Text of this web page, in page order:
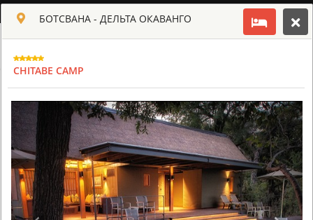
РУССКИЙ
БОТСВАНА - ДЕЛЬТА ОКАВАНГО
БОТСВАНА - ДЕЛЬТА ОКАВАНГО
CHITABE CAMP